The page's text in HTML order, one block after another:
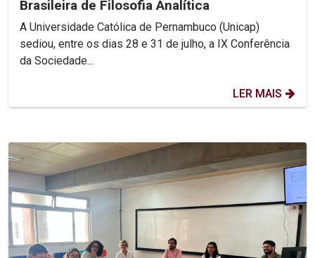
Brasileira de Filosofia Analítica
A Universidade Católica de Pernambuco (Unicap)
sediou, entre os dias 28 e 31 de julho, a IX Conferência
da Sociedade...
LER MAIS